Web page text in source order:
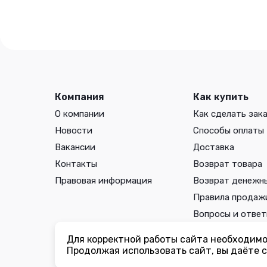
Компания
О компании
Новости
Вакансии
Контакты
Правовая информация
Как купить
Как сделать
Способы оплаты
Доставка
Возврат товара
Возврат
Правила
Вопросы и
Вы принимаете условия политики в отношении обработки
соглашениякаждый раз, когда оставляете свои данные в
ogorodmarket.com.
Для корректной работы сайта
Продолжая использовать сайт, вы даёте